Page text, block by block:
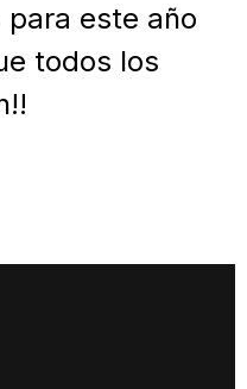
este año
todos los